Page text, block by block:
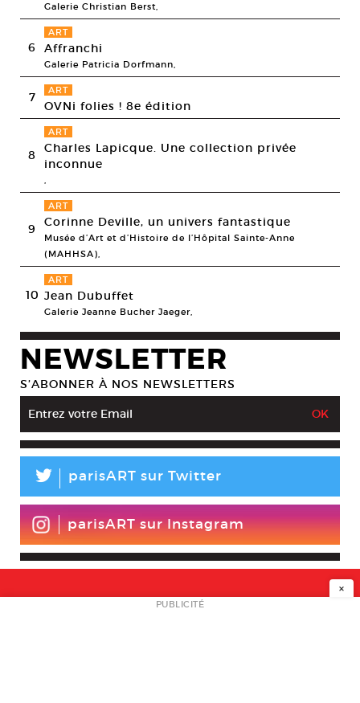
Galerie Christian Berst,
6
ART
Affranchi
Galerie Patricia Dorfmann,
7 ART
OVNi folies ! 8e édition
8
ART
Charles Lapicque. Une collection privée
inconnue
,
9
ART
Corinne Deville, un univers fantastique
Musée d’Art et d’Histoire de l’Hôpital Sainte-Anne
(MAHHSA),
10
ART
Jean Dubuffet
Galerie Jeanne Bucher Jaeger,
NEWSLETTER
S’ABONNER À NOS NEWSLETTERS
L parisART sur Twitter
parisART sur Instagram
NEWSLETTER
×
PUBLICITÉ